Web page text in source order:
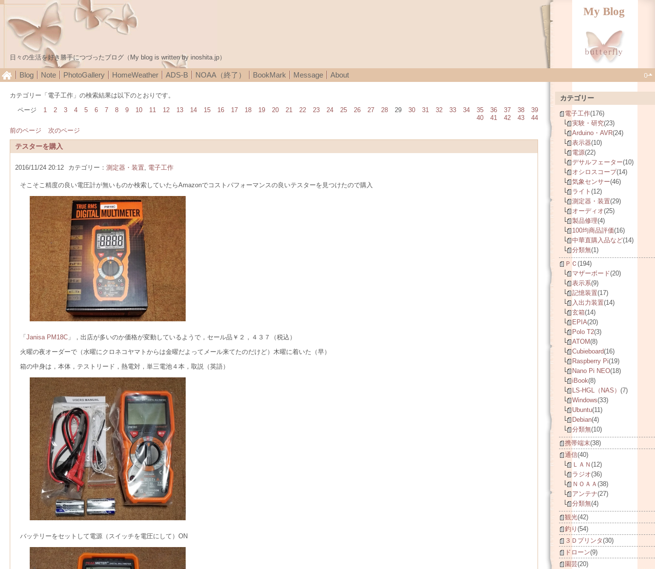
My Blog
日々の生活を好き勝手につづったブログ（My blog is written by inoshita.jp）
Blog Note PhotoGallery HomeWeather ADS-B NOAA（終了） BookMark Message About
カテゴリー「電子工作」の検索結果は以下のとおりです。
ページ
1 2 3 4 5 6 7 8 9 10 11 12 13 14 15 16 17 18 19 20 21 22 23 24 25 26 27 28 29 30 31 32 33 34 35 36 37 38
39
40
41 42 43
44
前のページ
次のページ
テスターを購入
2016/11/24 20:12 カテゴリー： 測定器・装置, 電子工作
そこそこ精度の良い電圧計が無いものか検索していたらAmazonでコストパフォーマンスの良いテスターを見つけたので購入
「 Janisa PM18C 」，出店が多いのか価格が変動しているようで，セール品￥２，４３７（税込）
火曜の夜オーダーで（水曜にクロネコヤマトからは金曜だよってメール来てたのだけど）木曜に着いた（早）
箱の中身は，本体，テストリード，熱電対，単三電池４本，取説（英語）
バッテリーをセットして電源（スイッチを電圧にして）ON
カテゴリー
電子工作(176)
実験・研究(23)
Arduino・AVR(24)
表示器(10)
電源(22)
デサルフェーター(10)
オシロスコープ(14)
気象センサー(46)
ライト (12)
測定器・装置(29)
オーディオ(25)
製品修理(4)
100均商品評価(16)
中華直購入品など(14)
分類無(1)
ＰＣ (194)
マザーボード(20)
表示系(9)
記憶装置(17)
入出力装置(14)
玄箱(14)
EPIA(20)
Polo T2(3)
ATOM(8)
Cubieboard(16)
Raspberry Pi(19)
Nano Pi NEO(18)
iBook(8)
LS-HGL（NAS） (7)
Windows(33)
Ubuntu(11)
Debian(4)
分類無(10)
携帯端末(38)
通信(40)
ＬＡＮ (12)
ラジオ(36)
ＮＯＡＡ (38)
アンテナ(27)
分類無(4)
観光(42)
釣り (54)
３Ｄプリンタ(30)
ドローン(9)
園芸(20)